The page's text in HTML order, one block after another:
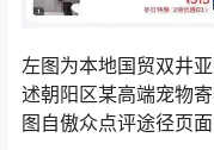
左图为本地国贸双井
述朝阳区某高端宠物
图自傲众点评途径页面